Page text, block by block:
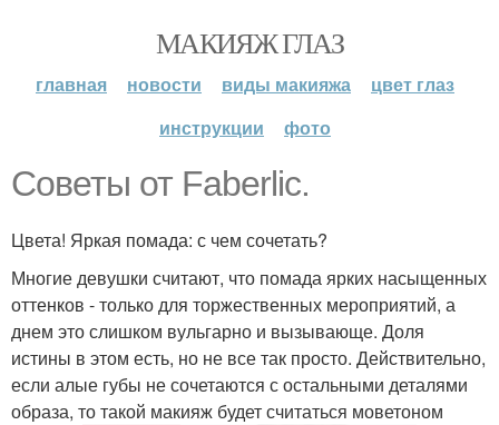
МАКИЯЖ ГЛАЗ
главная новости виды макияжа
цвет глаз
инструкции
фото
Советы от Faberlic.
Цвета! Яркая помада: с чем сочетать?
Многие девушки считают, что помада ярких насыщенных
оттенков - только для торжественных мероприятий, а
днем это слишком вульгарно и вызывающе. Доля
истины в этом есть, но не все так просто. Действительно,
если алые губы не сочетаются с остальными деталями
образа, то такой макияж будет считаться моветоном